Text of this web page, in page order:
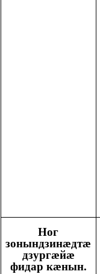
Ног
зонындзинæдтæ
дзургæйæ
фидар кæнын.